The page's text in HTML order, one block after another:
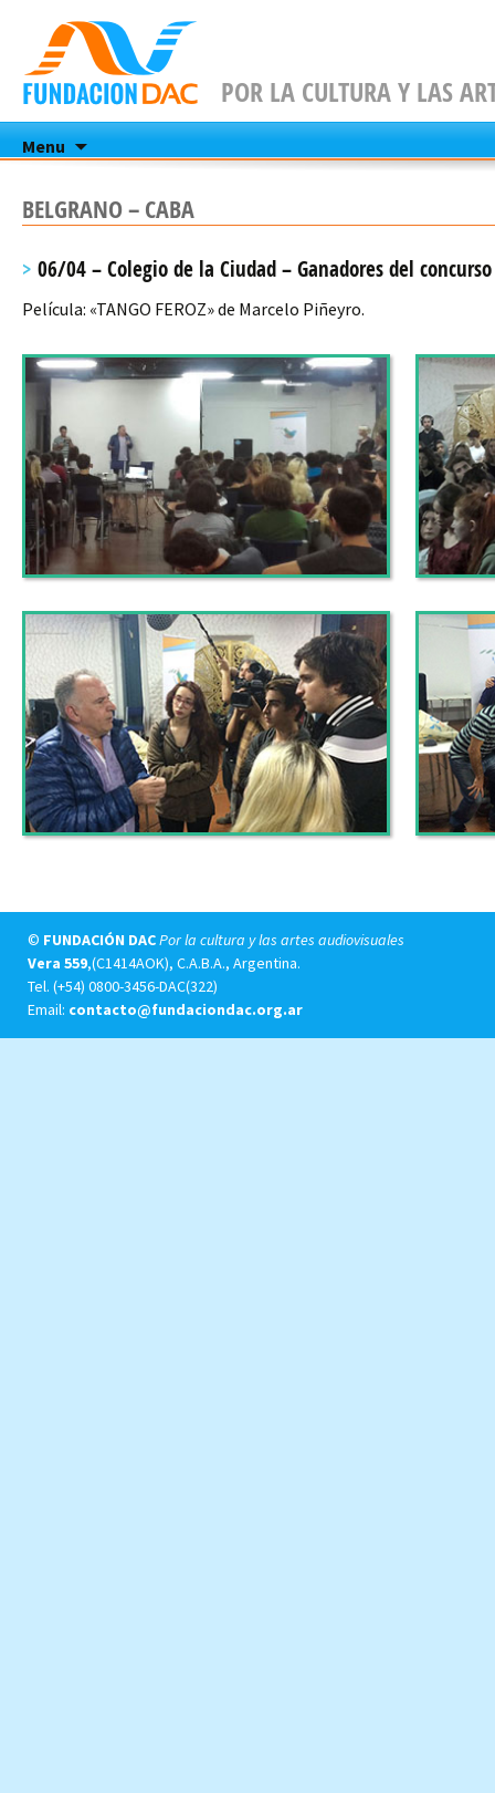
POR LA CULTURA Y LAS
Menu
Skip
to
BELGRANO – CABA
06/04 – Colegio de la Ciudad – Ganadores del concurso
Película: «TANGO FEROZ» de Marcelo Piñeyro.
© FUNDACIÓN DACPor la cultura y las artes audiovisuales
Vera 559,(C1414AOK), C.A.B.A., Argentina.
Tel. (+54) 0800-3456-DAC(322)
Email: contacto@fundaciondac.org.ar